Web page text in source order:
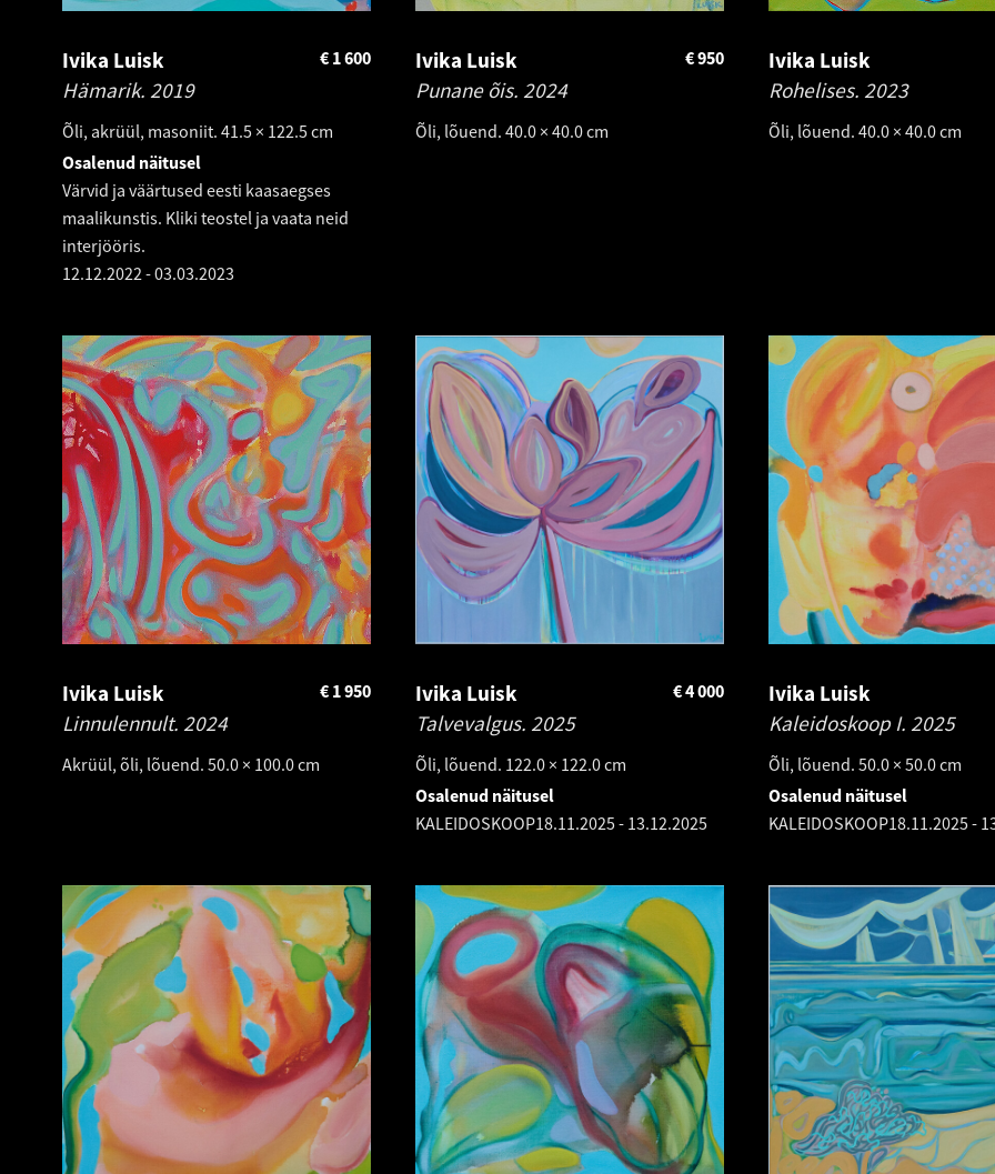
Ivika Luisk
Hämarik. 2019
Õli, akrüül, masoniit. 41.5 × 122.5 cm
1 600
€
Osalenud näitusel
Värvid ja väärtused eesti kaasaegses
maalikunstis. Kliki teostel ja vaata neid
interjööris.
12.12.2022-03.03.2023
Ivika Luisk
Punane õis. 2024
Õli, lõuend. 40.0 × 40.0 cm
950
€
Ivika Luisk
Rohelises. 2023
Õli, lõuend. 40.0 × 40.0 cm
Ivika Luisk
Linnulennult. 2024
Akrüül, õli, lõuend. 50.0 × 100.0 cm
1 950
€
Ivika Luisk
Talvevalgus. 2025
Õli, lõuend. 122.0 × 122.0 cm
4 000
€
Osalenud näitusel
KALEIDOSKOOP18.11.2025- 13.12.2025
Ivika Luisk
Kaleidoskoop I. 2025
Õli, lõuend. 50.0 × 50.0 cm
Osalenud näitusel
KALEIDOSKOOP18.11.2025-